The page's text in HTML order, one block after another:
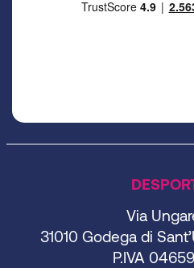
Via
31010 Godega di
P.IVA